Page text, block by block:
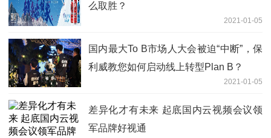
么取胜？
2021-01-05
国内最大To B市场人大会被迫“中断”，保
利威教您如何启动线上转型Plan B？
2021-01-05
差异化才有未来 起底国内云视频会议领
军品牌好视通